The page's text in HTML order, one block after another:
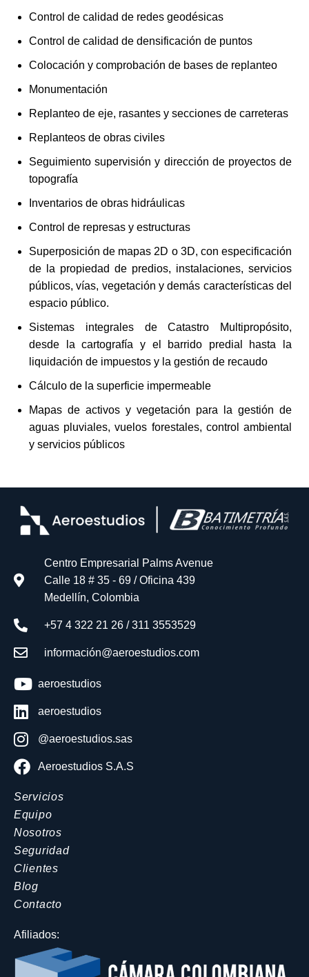
Control de calidad de redes geodésicas
Control de calidad de densificación de puntos
Colocación y comprobación de bases de replanteo
Monumentación
Replanteo de eje, rasantes y secciones de carreteras
Replanteos de obras civiles
Seguimiento supervisión y dirección de proyectos de
topografía
Inventarios de obras hidráulicas
Control de represas y estructuras
Superposición de mapas 2D o 3D, con especificación
de la propiedad de predios, instalaciones, servicios
públicos, vías, vegetación y demás características del
espacio público.
Sistemas integrales de Catastro Multipropósito,
desde la cartografía y el barrido predial hasta la
liquidación de impuestos y la gestión de recaudo
Cálculo de la superficie impermeable
Mapas de activos y vegetación para la gestión de
aguas pluviales, vuelos forestales, control ambiental
y servicios públicos
Centro Empresarial Palms Avenue
Calle 18 # 35 - 69 / Oficina 439
Medellín, Colombia
+57 4 322 21 26 / 311 3553529
información@aeroestudios.com
aeroestudios
aeroestudios
@aeroestudios.sas
Aeroestudios S.A.S
Servicios
Equipo
Nosotros
Seguridad
Clientes
Blog
Contacto
Afiliados: